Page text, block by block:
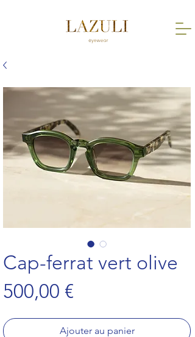
Cap-ferrat vert olive
500,00 €
Ajouter au panier